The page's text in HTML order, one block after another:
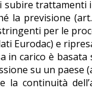
trattamenti
la previsione
per le
Eurodac) e
in carico è
su un
continuità